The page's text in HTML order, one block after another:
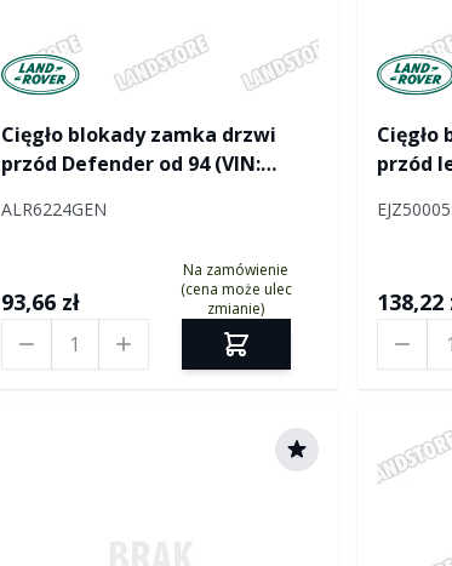
Manufactured by Land rover
Cięgło blokady zamka drzwi
przód Defender od 94 (VIN:
YA194717)
ALR6224GEN
93,66 zł
Na zamówienie
(cena może ulec
zmianie)
Cięgło
przód
138,22